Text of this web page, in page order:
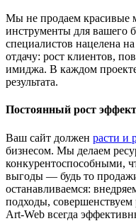
Мы не продаем красивые
инструменты для вашего
специалистов нацелена
отдачу: рост клиентов,
имиджа. В каждом
результата.
Постоянный рост
Ваш сайт должен расти и
бизнесом. Мы делаем
конкурентоспособными,
выгоды — будь то
останавливаемся:
подходы,
Art-Web всегда